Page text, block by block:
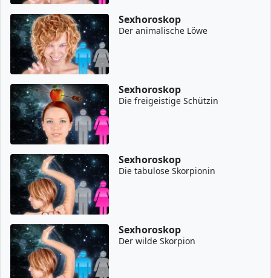
Sexhoroskop
Der animalische Löwe
Sexhoroskop
Die freigeistige Schützin
Sexhoroskop
Die tabulose Skorpionin
Sexhoroskop
Der wilde Skorpion